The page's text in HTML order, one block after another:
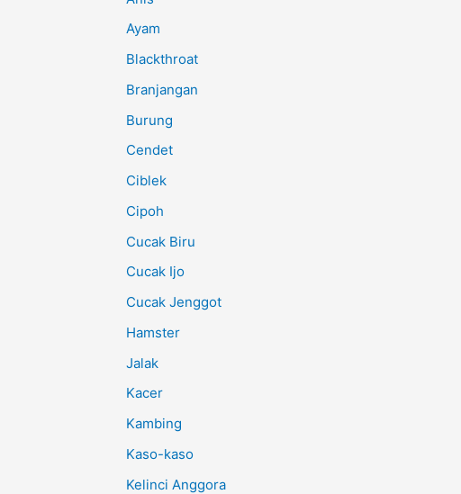
Ayam
Blackthroat
Branjangan
Burung
Cendet
Ciblek
Cipoh
Cucak Biru
Cucak Ijo
Cucak Jenggot
Hamster
Jalak
Kacer
Kambing
Kaso-kaso
Kelinci Anggora